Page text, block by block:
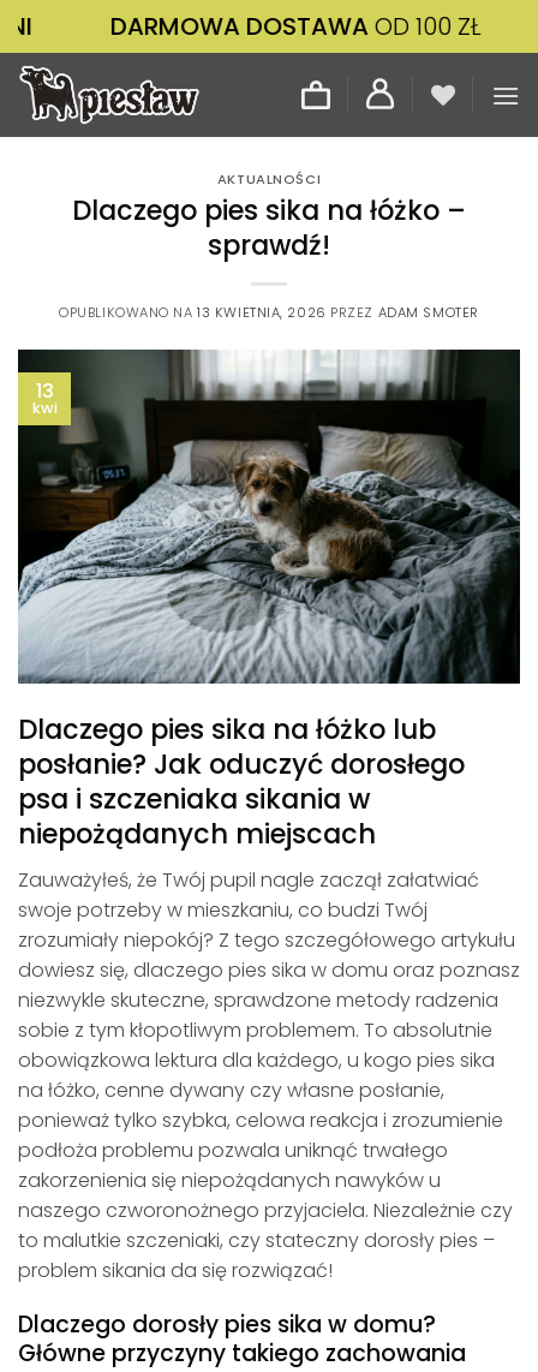
Przewiń
do
zawartości
DOSTAWAOD 100 ZŁ
AKTUALNOŚCI
Dlaczego pies sika na łóżko –
sprawdź!
OPUBLIKOWANO NA13 KWIETNIA, 2026 PRZEZ ADAM SMOTER
13
kwi
Dlaczego pies sika na łóżko lub
posłanie? Jak oduczyć dorosłego
psa i szczeniaka sikania w
niepożądanych miejscach
Zauważyłeś, że Twój pupil nagle zaczął załatwiać
swoje potrzeby w mieszkaniu, co budzi Twój
zrozumiały niepokój? Z tego szczegółowego artykułu
dowiesz się, dlaczego pies sika w domu oraz poznasz
niezwykle skuteczne, sprawdzone metody radzenia
sobie z tym kłopotliwym problemem. To absolutnie
obowiązkowa lektura dla każdego, u kogo pies sika
na łóżko, cenne dywany czy własne posłanie,
ponieważ tylko szybka, celowa reakcja i zrozumienie
podłoża problemu pozwala uniknąć trwałego
zakorzenienia się niepożądanych nawyków u
naszego czworonożnego przyjaciela. Niezależnie czy
to malutkie szczeniaki, czy stateczny dorosły pies –
problem sikania da się rozwiązać!
Dlaczego dorosły pies sika w domu?
Główne przyczyny takiego zachowania